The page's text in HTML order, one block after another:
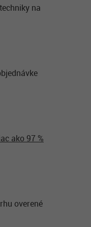
na
ako 97 %
overené